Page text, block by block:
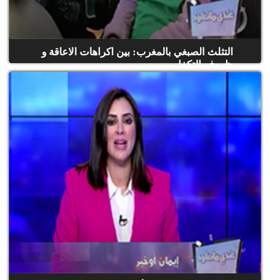
التثلث الصبغي بالمغرب: بين اكراهات الاعاقة و
ظروف التكفل